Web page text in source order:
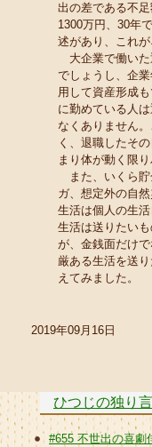
出の差である不
1300万円、30年
述があり、これが
大企業で働いた
でしょうし、企
用して資産形成
に勤めている人
なくありません
く、退職したそ
まり体が動く限
また、いくら貯
ガ、想定外の自
生活は個人の生
生活は送りたい
が、金銭面だけ
厳ある生活を送
えてみました。
2019年09月16日
ひつじの独り言
#655 不世出の喜劇